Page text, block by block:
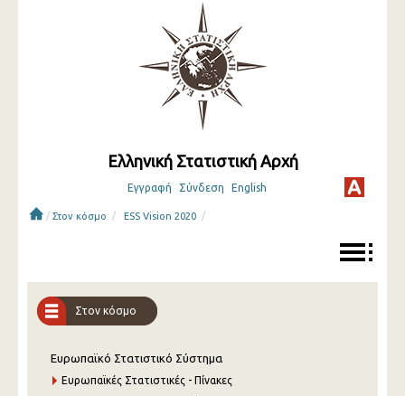
Ελληνική Στατιστική Αρχή
Εγγραφή Σύνδεση English
/ Στον κόσμο / ESS Vision 2020 /
Στον κόσμο
Ευρωπαϊκό Στατιστικό Σύστημα
Ευρωπαϊκές Στατιστικές - Πίνακες